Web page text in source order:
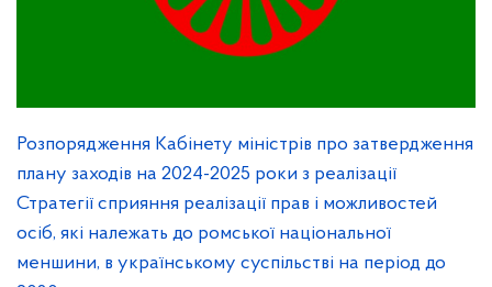
Розпорядження Кабінету міністрів про затвердження
плану заходів на 2024-2025 роки з реалізації
Стратегії сприяння реалізації прав і можливостей
осіб, які належать до ромської національної
меншини, в українському суспільстві на період до